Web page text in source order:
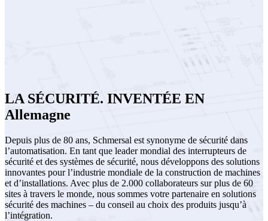
LA SÉCURITÉ. INVENTÉE EN
Allemagne
Depuis plus de 80 ans, Schmersal est synonyme de sécurité dans
l’automatisation. En tant que leader mondial des interrupteurs de
sécurité et des systèmes de sécurité, nous développons des solutions
innovantes pour l’industrie mondiale de la construction de machines
et d’installations. Avec plus de 2.000 collaborateurs sur plus de 60
sites à travers le monde, nous sommes votre partenaire en solutions
sécurité des machines – du conseil au choix des produits jusqu’à
l’intégration.